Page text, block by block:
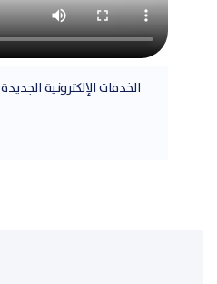
الخدمات الإلكترونية الجديدة